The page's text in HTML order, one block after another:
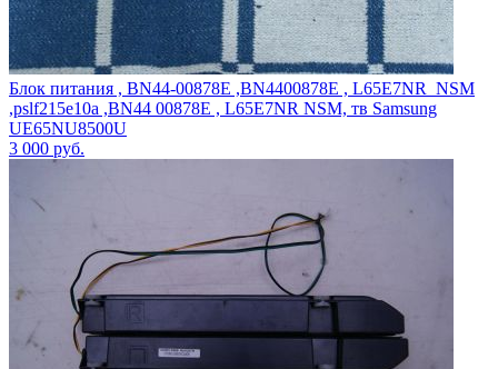
Блок питания , BN44-00878E ,BN4400878E , L65E7NR_NSM
,pslf215e10a ,BN44 00878E , L65E7NR NSM, тв Samsung
UE65NU8500U
3 000 руб.